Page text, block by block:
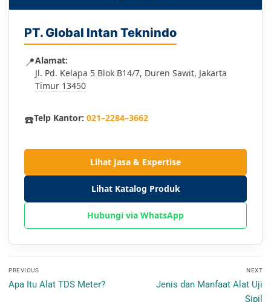
PT. Global Intan Teknindo
📍Alamat:
Jl. Pd. Kelapa 5 Blok B14/7, Duren Sawit, Jakarta
Timur 13450
☎️Telp Kantor: 021–2284–3662
Lihat Jasa & Expertise
Lihat Katalog Produk
Hubungi via WhatsApp
pos
PREVIOUS
Previous
Apa Itu Alat TDS Meter?
NEXT
Next
Jenis dan Manfaat Alat Uji
Sipil